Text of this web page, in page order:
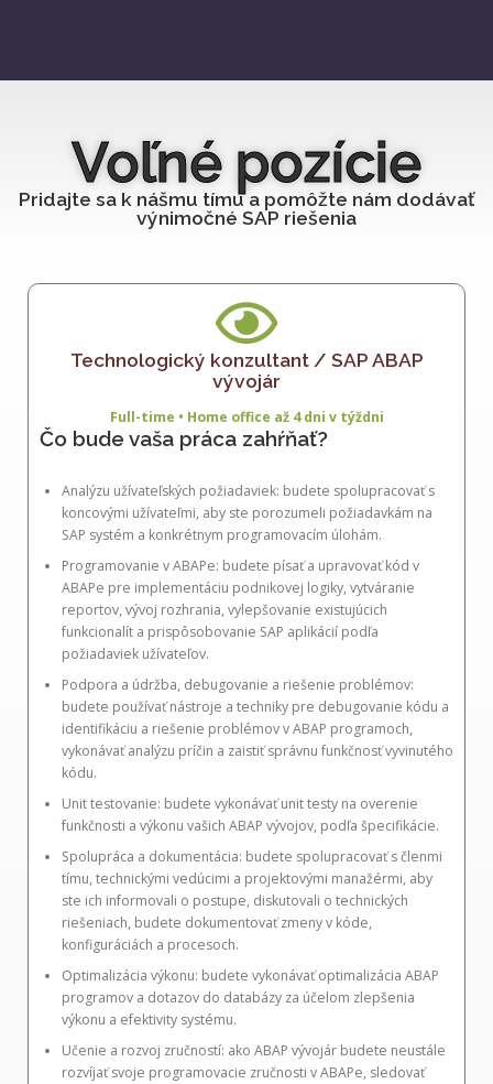
Voľné pozície
Pridajte sa k nášmu tímu a pomôžte nám dodávať
výnimočné SAP riešenia
Technologický konzultant / SAP ABAP
vývojár
Full-time • Home office až 4 dni v týždni
Čo bude vaša práca zahŕňať?
Analýzu užívateľských požiadaviek: budete spolupracovať s
koncovými užívateľmi, aby ste porozumeli požiadavkám na
SAP systém a konkrétnym programovacím úlohám.
Programovanie v ABAPe: budete písať a upravovať kód v
ABAPe pre implementáciu podnikovej logiky, vytváranie
reportov, vývoj rozhrania, vylepšovanie existujúcich
funkcionalít a prispôsobovanie SAP aplikácií podľa
požiadaviek užívateľov.
Podpora a údržba, debugovanie a riešenie problémov:
budete používať nástroje a techniky pre debugovanie kódu a
identifikáciu a riešenie problémov v ABAP programoch,
vykonávať analýzu príčin a zaistiť správnu funkčnosť vyvinutého
kódu.
Unit testovanie: budete vykonávať unit testy na overenie
funkčnosti a výkonu vašich ABAP vývojov, podľa špecifikácie.
Spolupráca a dokumentácia: budete spolupracovať s členmi
tímu, technickými vedúcimi a projektovými manažérmi, aby
ste ich informovali o postupe, diskutovali o technických
riešeniach, budete dokumentovať zmeny v kóde,
konfiguráciách a procesoch.
Optimalizácia výkonu: budete vykonávať optimalizácia ABAP
programov a dotazov do databázy za účelom zlepšenia
výkonu a efektivity systému.
Učenie a rozvoj zručností: ako ABAP vývojár budete neustále
rozvíjať svoje programovacie zručnosti v ABAPe, sledovať